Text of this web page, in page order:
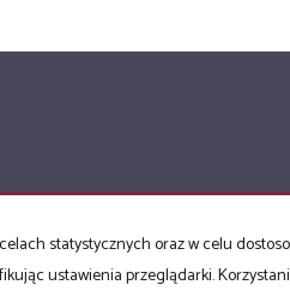
statystycznych oraz w celu
ustawienia przeglądarki.